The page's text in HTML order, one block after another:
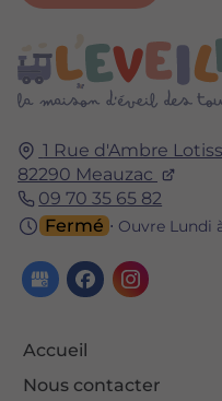
1 Rue d'Ambre
82290 Meauzac
09 70 35 65 82
Fermé ⋅ Ouvre Lundi
Accueil
Nous contacter